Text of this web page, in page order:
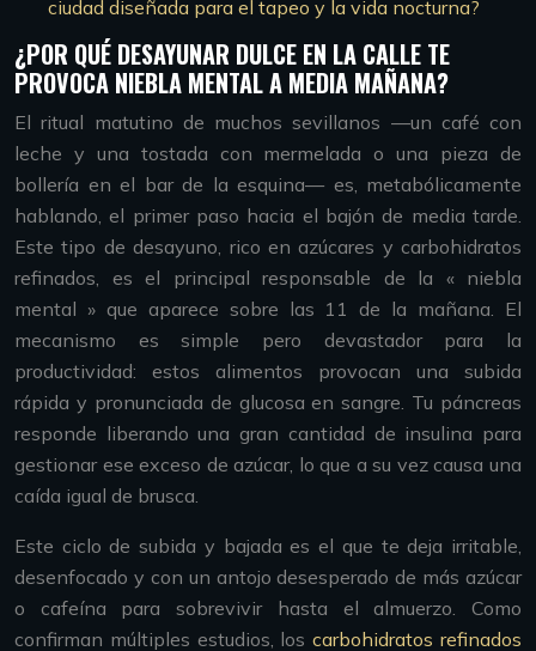
ciudad diseñada para el tapeo y la vida nocturna?
¿POR QUÉ DESAYUNAR DULCE EN LA CALLE TE
PROVOCA NIEBLA MENTAL A MEDIA MAÑANA?
El ritual matutino de muchos sevillanos —un café con
leche y una tostada con mermelada o una pieza de
bollería en el bar de la esquina— es, metabólicamente
hablando, el primer paso hacia el bajón de media tarde.
Este tipo de desayuno, rico en azúcares y carbohidratos
refinados, es el principal responsable de la « niebla
mental » que aparece sobre las 11 de la mañana. El
mecanismo es simple pero devastador para la
productividad: estos alimentos provocan una subida
rápida y pronunciada de glucosa en sangre. Tu páncreas
responde liberando una gran cantidad de insulina para
gestionar ese exceso de azúcar, lo que a su vez causa una
caída igual de brusca.
Este ciclo de subida y bajada es el que te deja irritable,
desenfocado y con un antojo desesperado de más azúcar
o cafeína para sobrevivir hasta el almuerzo. Como
confirman múltiples estudios, loscarbohidratos refinados